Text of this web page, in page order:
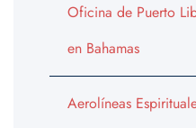
Oficina de Puerto
en Bahamas
Aerolíneas